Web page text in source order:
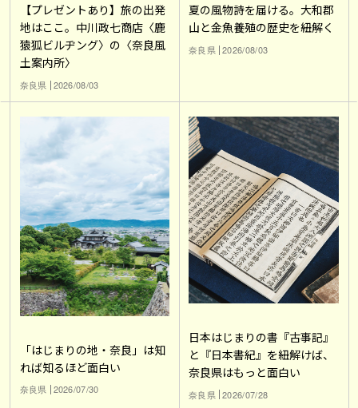
【プレゼントあり】旅の出発
地はここ。中川政七商店〈鹿
猿狐ビルヂング〉の〈奈良風
土案内所〉
奈良県 2026/08/03
夏の風物詩を届ける。大和郡
山と金魚養殖の歴史を紐解く
奈良県 2026/08/03
「はじまりの地・奈良」は知
れば知るほど面白い
奈良県 2026/07/30
日本はじまりの書『古事記』
と『日本書紀』を紐解けば、
奈良県はもっと面白い
奈良県 2026/07/28